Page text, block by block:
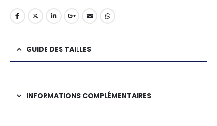
GUIDE DES TAILLES
INFORMATIONS COMPLÉMENTAIRES